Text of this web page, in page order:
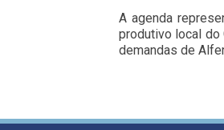
A agenda
produtivo local
demandas de